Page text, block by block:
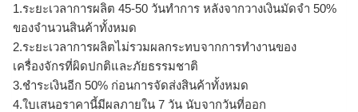
1.ระยะเวลาการผลิต 45-50 วันทำการ หลังจากวางเงินมัดจำ 50%
ของจำนวนสินค้าทั้งหมด
2.ระยะเวลาการผลิตไม่รวมผลกระทบจากการทำงานของ
เครื่องจักรที่ผิดปกติและภัยธรรมชาติ
3.ชำระเงินอีก 50% ก่อนการจัดส่งสินค้าทั้งหมด
4.ใบเสนอราคานี้มีผลภายใน 7 วัน นับจากวันที่ออก